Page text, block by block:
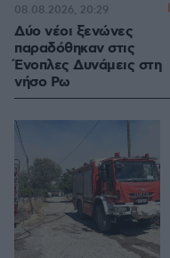
Δύο νέοι ξενώνες
παραδόθηκαν στις
Ένοπλες Δυνάμεις στη
νήσο Ρω
08.08.2026, 20:29